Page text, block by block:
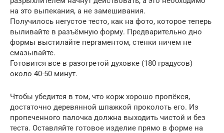
на это выпекания, а не замешивания.
Получилось негустое тесто, как на фото, которое теперь
выливайте в разъёмную форму. Предварительно дно
формы выстилайте пергаментом, стенки ничем не
смазывайте.
Готовится все в разогретой духовке (180 градусов)
около 40-50 минут.
Чтобы убедится в том, что корж хорошо пропёкся,
достаточно деревянной шпажкой проколоть его. Из
пропеченного палочка должна выходить чистой и без
теста. Оставляйте готовое изделие прямо в форме на